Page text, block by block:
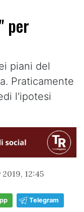
per
piani del
Praticamente
l'ipotesi
2019, 12:45
Telegram